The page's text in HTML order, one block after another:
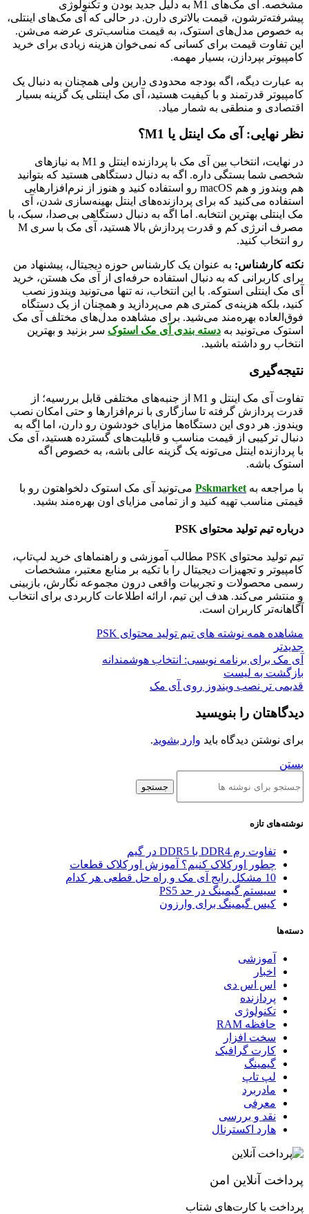
مشخصه. آی مک‌های M1 به دلیل جدید بودن و تکنولوژی
پیشرفته‌ترشون، قیمت بالاتری دارن. در حالی که آی مک‌های اینتلی،
به خصوص مدل‌های استوک، به قیمت مناسب‌تری عرضه می‌شن.
این تفاوت قیمت برای کسانی که نمی‌خوان هزینه زیادی برای خرید
کامپیوتر بپردازن، بسیار مهمه.
به عبارت دیگه، اگه بودجه محدودی دارین ولی همچنان به دنبال یک
کامپیوتر قدرتمند و با کیفیت هستید، آی مک اینتلی یک گزینه بسیار
اقتصادی و منطقی به شمار میاد.
نظر نهایی: آی مک اینتل یا M1؟
در نهایت، انتخاب بین آی مک با پردازنده اینتل و M1 به نیازهای
شخصی شما بستگی داره. اگه به دنبال دستگاهی هستید که بتوانید
هم ویندوز و هم macOS رو استفاده کنید و هنوز از نرم‌افزارهایی
استفاده می‌کنید که برای پردازنده‌های اینتل بهینه‌سازی شدن، آی
مک اینتلی بهترین انتخابه. اما اگه به دنبال دستگاهی بی‌صدا، سبک، با
مصرف انرژی کم و قدرت پردازش بالا هستید، آی مک با سری M
رو انتخاب کنید.
نکته کارشناس: به عنوان یک کارشناس حوزه دیجیتال، پیشنهاد من
برای کاربرانی که به دنبال استفاده حرفه‌ای از آی مک هستن، خرید
آی مک اینتلی استوکه. با این انتخاب، نه تنها می‌تونید ویندوز نصب
کنید، بلکه هزینه‌ی کمتری هم می‌پردازید و همچنان از یک دستگاه
فوق‌العاده بهره‌مند می‌شید. برای مشاهده مدل‌های مختلف آی مک
استوک می‌تونید به دسته بندی آی مک استوک سر بزنید و بهترین
انتخاب رو داشته باشید.
نتیجه‌گیری
تفاوت آی مک اینتل و M1 از جنبه‌های مختلفی قابل بررسیه؛ از
قدرت پردازش گرفته تا سازگاری با نرم‌افزارها و حتی امکان نصب
ویندوز. هر دوی این دستگاه‌ها مزایای خودشون رو دارن، اما اگه به
دنبال ترکیبی از قیمت مناسب و قابلیت‌های گسترده هستید، آی مک
با پردازنده اینتل می‌تونه یک گزینه عالی باشه، به خصوص اگه
استوک باشه.
با مراجعه به Pskmarket می‌تونید آی مک استوک دلخواهتون رو با
قیمتی مناسب تهیه کنید و از تمامی مزایای اون بهره‌مند بشید.
درباره تیم تولید محتوای PSK
تیم تولید محتوای PSK مطالب آموزشی و راهنماهای خرید لپ‌تاپ،
کامپیوتر و تجهیزات دیجیتال را با تکیه بر منابع معتبر، مشخصات
رسمی محصولات و تجربیات واقعی درون مجموعه نگارش، بازبینی
و منتشر می‌کند. هدف این تیم، ارائه اطلاعات کاربردی برای انتخاب
آگاهانه‌تر کاربران است.
مشاهده همه نوشته های تیم تولید محتوای PSK
جدیدتر
آی مک برای برنامه نویسی: انتخاب هوشمندانه
بازگشت به لیست
قدیمی تر نصب ویندوز روی آی مک
دیدگاهتان را بنویسید
برای نوشتن دیدگاه باید وارد بشوید.
بستن
جستجو
نوشته‌های تازه
تفاوت رم DDR4 با DDR5 در گیم
چطور اورکلاک کنیم؟ آموزش اورکلاک قطعات
10 مشکل رایج آی مک و راه حل قطعی هر کدام
سیستم گیمینگ در حد PS5
کیس گیمینگ برای وارزون
دسته‌ها
آموزشی
اخبار
اس اس دی
پردازنده
تکنولوژی
حافظه RAM
سخت افزار
کارت گرافیک
گیمینگ
لپ تاپ
مادربرد
معرفی
نقد و بررسی
هارد اکسترنال
پرداخت آنلاین امن
پرداخت با کارت‌های شتاب